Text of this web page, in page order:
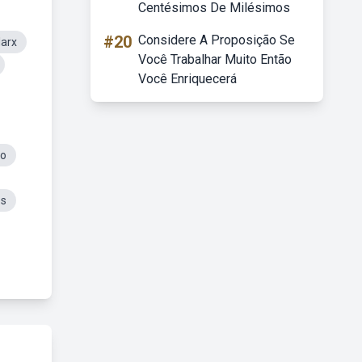
Centésimos De Milésimos
#20 Considere A Proposição Se
Você Trabalhar Muito Então
Você Enriquecerá